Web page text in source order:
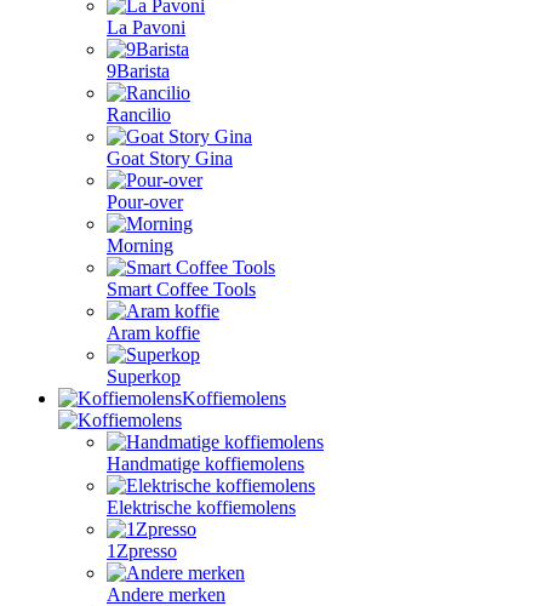
La Pavoni
9Barista
Rancilio
Goat Story Gina
Pour-over
Morning
Smart Coffee Tools
Aram koffie
Superkop
Koffiemolens
Handmatige koffiemolens
Elektrische koffiemolens
1Zpresso
Andere merken